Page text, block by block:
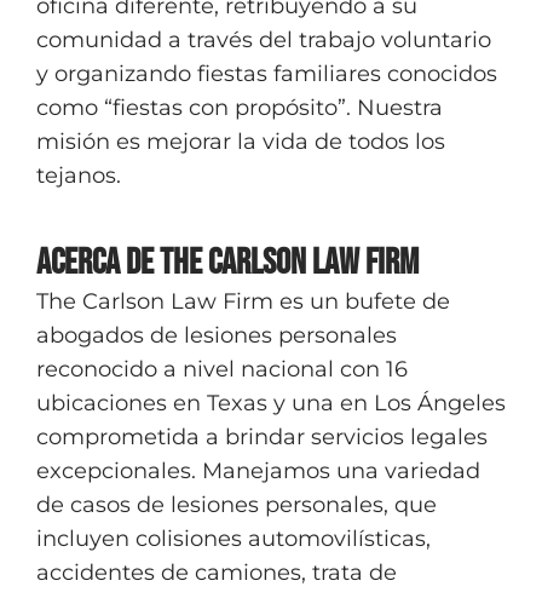
oficina diferente, retribuyendo a su
comunidad a través del trabajo voluntario
y organizando fiestas familiares conocidos
como “fiestas con propósito”. Nuestra
misión es mejorar la vida de todos los
tejanos.
Acerca de The Carlson Law Firm
The Carlson Law Firm es un bufete de
abogados de lesiones personales
reconocido a nivel nacional con 16
ubicaciones en Texas y una en Los Ángeles
comprometida a brindar servicios legales
excepcionales. Manejamos una variedad
de casos de lesiones personales, que
incluyen colisiones automovilísticas,
accidentes de camiones, trata de